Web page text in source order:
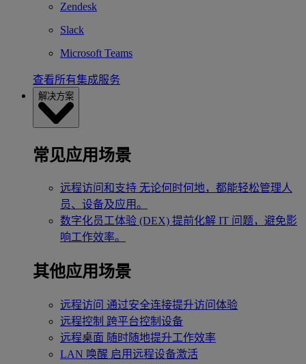
Zendesk
Slack
Microsoft Teams
查看所有集成服务
解决方案
常见应用场景
远程访问和支持 无论何时何地，都能轻松管理人
员、设备及应用。
数字化员工体验 (DEX) 提前化解 IT 问题，避免影
响工作效率。
其他应用场景
远程访问 通过安全连接提升访问体验
远程控制 跨平台控制设备
远程桌面 随时随地提升工作效率
LAN 唤醒 启用远程设备激活